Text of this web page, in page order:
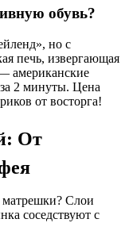
обувь?
но с
печь, извергающая
американские
2 минуты. Цена
от восторга!
От
матрешки? Слои
соседствуют с